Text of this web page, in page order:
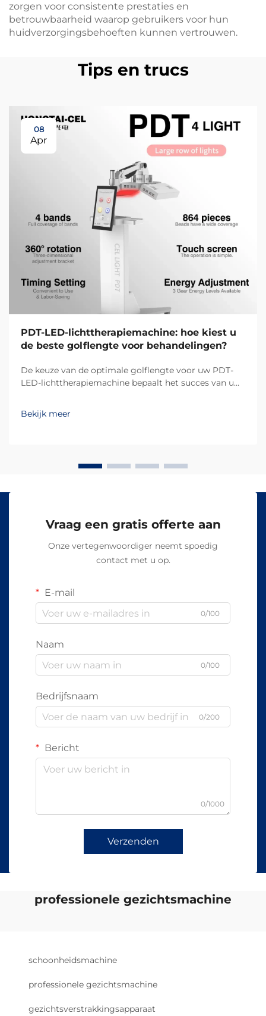
zorgen voor consistente prestaties en
betrouwbaarheid waarop gebruikers voor hun
huidverzorgingsbehoeften kunnen vertrouwen.
Tips en trucs
08
Apr
PDT-LED-lichttherapiemachine: hoe kiest u
de beste golflengte voor behandelingen?
De keuze van de optimale golflengte voor uw PDT-
LED-lichttherapiemachine bepaalt het succes van uw
klanten. Verschillende golflengten dringen op
verschillende dieptes in de huid door en activeren
Bekijk meer
Vraag een gratis offerte aan
Onze vertegenwoordiger neemt spoedig
contact met u op.
E-mail
0/100
Naam
0/100
Bedrijfsnaam
0/200
Bericht
0/1000
Verzenden
professionele gezichtsmachine
schoonheidsmachine
professionele gezichtsmachine
gezichtsverstrakkingsapparaat